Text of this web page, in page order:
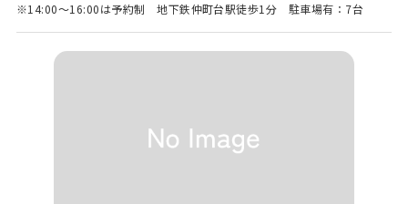
※14:00～16:00は予約制 地下鉄仲町台駅徒歩1分 駐車場有：7台